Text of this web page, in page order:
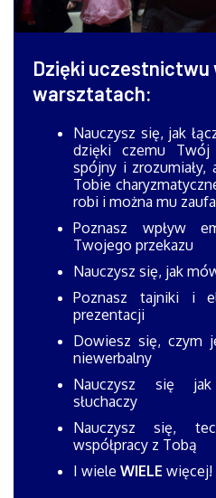
Dzięki uczestnictwu
warsztatach:
Nauczysz się, jak
dzięki czemu Twój
spójny i
Tobie
robi i można mu
Poznasz wpływ
Twojego przekazu
Nauczysz się, jak
Poznasz tajniki i
prezentacji
Dowiesz się, czym
niewerbalny
Nauczysz się jak
słuchaczy
Nauczysz się,
współpracy z Tobą
I wiele WIELE więcej!